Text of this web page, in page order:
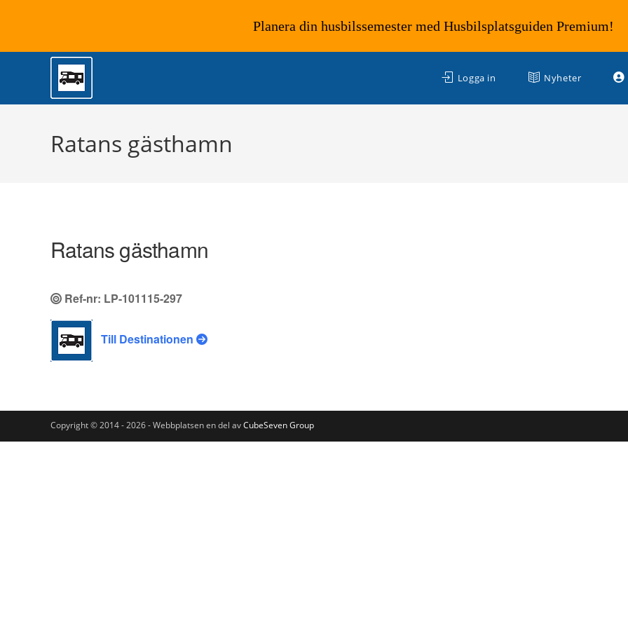
Logga in Nyheter
Ratans gästhamn
Ratans gästhamn
Ref-nr: LP-101115-297
Till Destinationen
Copyright © 2014 - 2026 - Webbplatsen en del avCubeSeven Group
Planera din husbilssemester med Husbilsplatsguiden Premium!